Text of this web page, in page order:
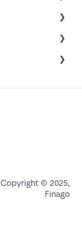
Copyright © 2025,
Finago